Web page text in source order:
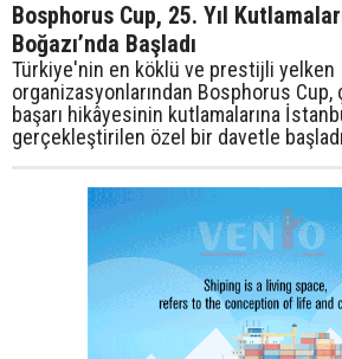
Bosphorus Cup, 25. Yıl
Boğazı’nda Başladı
Türkiye'nin en köklü ve prestijli yelken
organizasyonlarından Bosphorus Cup,
başarı hikâyesinin kutlamalarına
gerçekleştirilen özel bir davetle